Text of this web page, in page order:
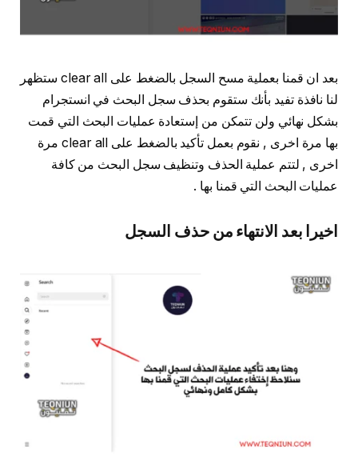
بعد ان قمنا بعملية مسح السجل بالضغط على clear all ستظهر
لنا نافذة تفيد بأنك ستقوم بحذف سجل البحث في انستجرام
بشكل نهائي ولن تتمكن من إستعادة عمليات البحث التي قمت
بها مرة اخرى , نقوم بعمل تأكيد بالضغط على clear all مرة
اخرى , لتتم عملية الحذف وتنظيف سجل البحث من كافة
عمليات البحث التي قمنا بها .
اخيرا بعد الانتهاء من حذف السجل